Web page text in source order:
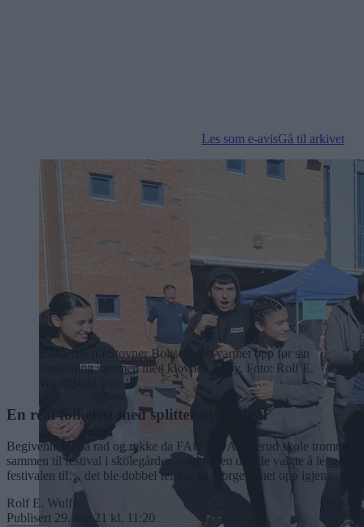
Les som e-avisGå til arkivet
Bokserne fra Stovner Bokseklubb varmet opp før sin
forestilling sammen med klovnen Abby. Foto: Rolf E.
Bilde 1 av 1
En real folkefest med splitter ny festival
Begivenheter på rad og rekke da FAU ved Ammerud skole trommet
sammen til festival i skolegården – og for en dag de valgte å legge
festivalen til… det ble dobbel feiring da Norge åpnet opp igjen.
Rolf E. Wulff
Publisert 29. sep 21 kl. 11:20